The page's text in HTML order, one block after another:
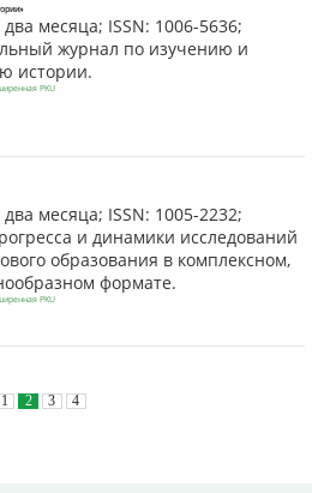
месяца; ISSN: 1006-5636;
журнал по изучению и
истории.
PKU
месяца; ISSN: 1005-2232;
и динамики исследований
образования в комплексном,
формате.
PKU
1 2 3 4